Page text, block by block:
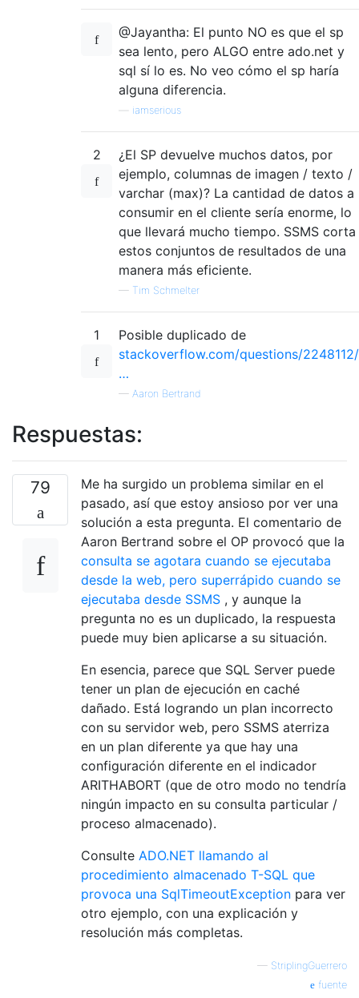
@Jayantha: El punto NO es que el sp
sea lento, pero ALGO entre ado.net y
sql sí lo es. No veo cómo el sp haría
alguna diferencia.
iamserious
2
¿El SP devuelve muchos datos, por
ejemplo, columnas de imagen / texto /
varchar (max)? La cantidad de datos a
consumir en el cliente sería enorme, lo
que llevará mucho tiempo. SSMS corta
estos conjuntos de resultados de una
manera más eficiente.
— Tim Schmelter
1
Posible duplicado de
stackoverflow.com/questions/2248112/
…
— Aaron Bertrand
Respuestas:
79
Me ha surgido un problema similar en el
pasado, así que estoy ansioso por ver una
solución a esta pregunta. El comentario de
Aaron Bertrand sobre el OP provocó que la
consulta se agotara cuando se ejecutaba
desde la web, pero superrápido cuando se
ejecutaba desde SSMS , y aunque la
pregunta no es un duplicado, la respuesta
puede muy bien aplicarse a su situación.
En esencia, parece que SQL Server puede
tener un plan de ejecución en caché
dañado. Está logrando un plan incorrecto
con su servidor web, pero SSMS aterriza
en un plan diferente ya que hay una
configuración diferente en el indicador
ARITHABORT (que de otro modo no tendría
ningún impacto en su consulta particular /
proceso almacenado).
Consulte ADO.NET llamando al
procedimiento almacenado T-SQL que
provoca una SqlTimeoutException para ver
otro ejemplo, con una explicación y
resolución más completas.
— StriplingGuerrero
fuente